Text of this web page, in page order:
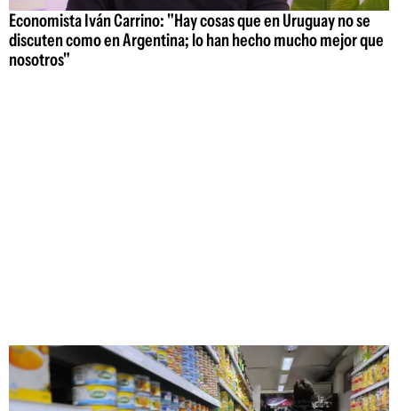
Economista Iván Carrino: "Hay cosas que en Uruguay no se
discuten como en Argentina; lo han hecho mucho mejor que
nosotros"